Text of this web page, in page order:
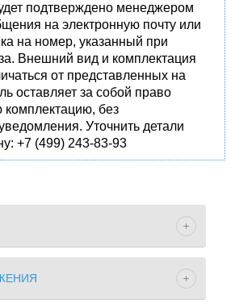
подтверждено менеджером
на электронную почту или
на номер, указанный при
Внешний вид и комплектация
от представленных на
оставляет за собой право
комплектацию, без
Уточнить детали
+7 (499) 243-83-93